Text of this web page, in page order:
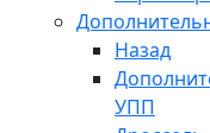
Назад
УПП